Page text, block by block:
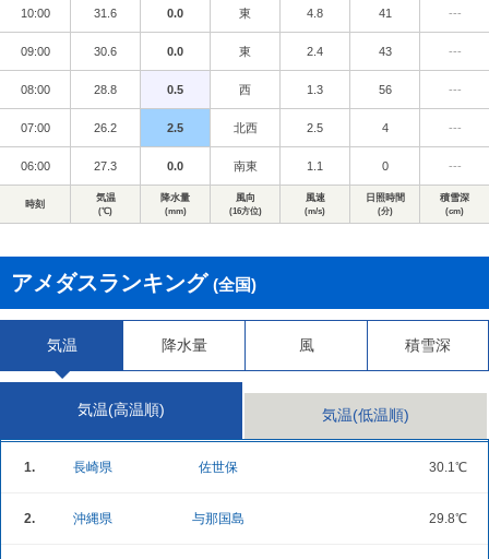
10:00 31.6 0.0 東 4.8 41 ---
09:00 30.6 0.0 東 2.4 43 ---
08:00 28.8 0.5 西 1.3 56 ---
07:00 26.2 2.5 北西 2.5 4 ---
06:00 27.3 0.0 南東 1.1 0 ---
時刻
気温
(℃)
降水量
(mm)
風向
(16方位)
風速
(m/s)
日照時間
(分)
積雪深
(cm)
アメダスランキング (全国)
気温 降水量 風 積雪深
気温(高温順) 気温(低温順)
1. 長崎県 佐世保 30.1℃
2. 沖縄県 与那国島 29.8℃